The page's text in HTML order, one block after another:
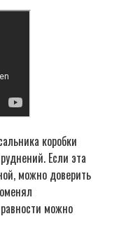
коробки
Если эта
можно доверить
можно